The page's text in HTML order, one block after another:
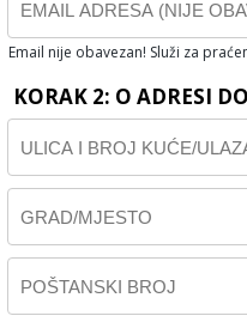
Email nije obavezan! Služi za
KORAK 2: O ADRESI